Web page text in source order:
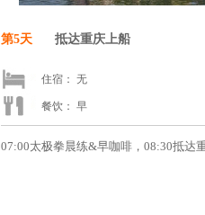
第5天 抵达重庆上船
住宿： 无
餐饮： 早
07:00太极拳晨练&早咖啡，08:30抵达